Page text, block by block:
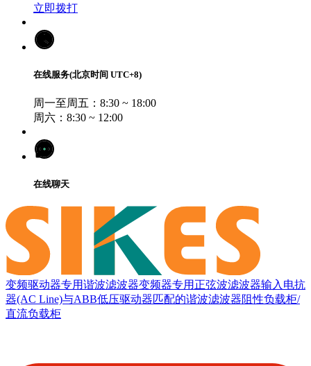
立即拨打
在线服务(北京时间 UTC+8)
周一至周五：8:30 ~ 18:00
周六：8:30 ~ 12:00
在线聊天
变频驱动器专用谐波滤波器变频器专用正弦波滤波器输入电抗
器(AC Line)与ABB低压驱动器匹配的谐波滤波器阻性负载柜/
直流负载柜